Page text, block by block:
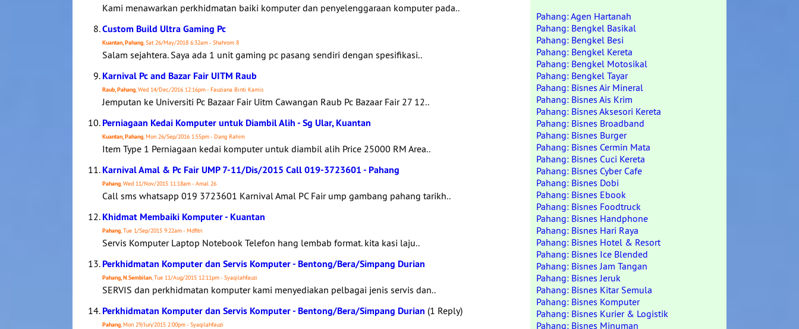
Kami menawarkan perkhidmatan baiki komputer dan penyelenggaraan komputer pada..
Custom Build Ultra Gaming Pc
Kuantan, Pahang, Sat 26/May/2018 6:32am - Shahrom 8
Salam sejahtera. Saya ada 1 unit gaming pc pasang sendiri dengan spesifikasi..
Karnival Pc and Bazar Fair UITM Raub
Raub, Pahang, Wed 14/Dec/2016 12:16pm - Fauziana Binti Kamis
Jemputan ke Universiti Pc Bazaar Fair Uitm Cawangan Raub Pc Bazaar Fair 27 12..
Perniagaan Kedai Komputer untuk Diambil Alih - Sg Ular, Kuantan
Kuantan, Pahang, Mon 26/Sep/2016 1:55pm - Dang Rahim
Item Type 1 Perniagaan kedai komputer untuk diambil alih Price 25000 RM Area..
Karnival Amal & Pc Fair UMP 7-11/Dis/2015 Call 019-3723601 - Pahang
Pahang, Wed 11/Nov/2015 11:18am - Amal 26
Call sms whatsapp 019 3723601 Karnival Amal PC Fair ump gambang pahang tarikh..
Khidmat Membaiki Komputer - Kuantan
Pahang, Tue 1/Sep/2015 9:22am - Mdfitri
Servis Komputer Laptop Notebook Telefon hang lembab format. kita kasi laju..
Perkhidmatan Komputer dan Servis Komputer - Bentong/Bera/Simpang Durian
Pahang, N.Sembilan, Tue 11/Aug/2015 12:11pm - Syaqilahfauzi
SERVIS dan perkhidmatan komputer kami menyediakan pelbagai jenis servis dan..
Perkhidmatan Komputer dan Servis Komputer - Bentong/Bera/Simpang Durian (1 Reply)
Pahang, Mon 29/Jun/2015 2:00pm - Syaqilahfauzi
Pahang: Agen Hartanah
Pahang: Bengkel Basikal
Pahang: Bengkel Besi
Pahang: Bengkel Kereta
Pahang: Bengkel Motosikal
Pahang: Bengkel Tayar
Pahang: Bisnes Air Mineral
Pahang: Bisnes Ais Krim
Pahang: Bisnes Aksesori Kereta
Pahang: Bisnes Broadband
Pahang: Bisnes Burger
Pahang: Bisnes Cermin Mata
Pahang: Bisnes Cuci Kereta
Pahang: Bisnes Cyber Cafe
Pahang: Bisnes Dobi
Pahang: Bisnes Ebook
Pahang: Bisnes Foodtruck
Pahang: Bisnes Handphone
Pahang: Bisnes Hari Raya
Pahang: Bisnes Hotel & Resort
Pahang: Bisnes Ice Blended
Pahang: Bisnes Jam Tangan
Pahang: Bisnes Jeruk
Pahang: Bisnes Kitar Semula
Pahang: Bisnes Komputer
Pahang: Bisnes Kurier & Logistik
Pahang: Bisnes Minuman